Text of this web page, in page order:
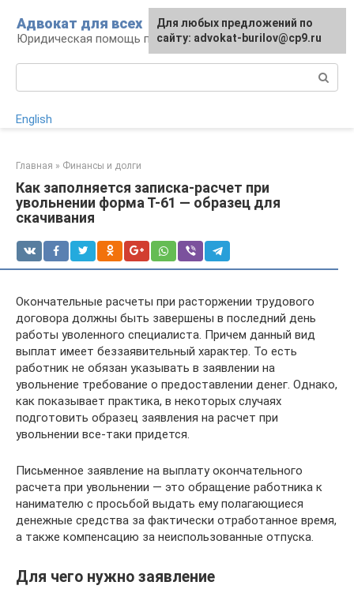
контенту
Адвокат для всех
Юридическая помощь по любому вопросу
English
Главная » Финансы и долги
Как заполняется записка-расчет при
увольнении форма Т-61 — образец для
скачивания
Окончательные расчеты при расторжении трудового
договора должны быть завершены в последний день
работы уволенного специалиста. Причем данный вид
выплат имеет беззаявительный характер. То есть
работник не обязан указывать в заявлении на
увольнение требование о предоставлении денег. Однако,
как показывает практика, в некоторых случаях
подготовить образец заявления на расчет при
увольнении все-таки придется.
Письменное заявление на выплату окончательного
расчета при увольнении — это обращение работника к
нанимателю с просьбой выдать ему полагающиеся
денежные средства за фактически отработанное время,
а также компенсацию за неиспользованные отпуска.
Для чего нужно заявление
Для любых предложений по
сайту: advokat-burilov@cp9.ru